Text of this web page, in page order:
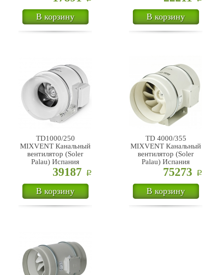
В корзину В корзину
TD1000/250
MIXVENT Канальный
вентилятор (Soler
Palau) Испания
39187 Р
В корзину
TD 4000/355
MIXVENT Канальный
вентилятор (Soler
Palau) Испания
75273 Р
В корзину